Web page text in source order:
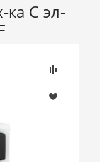
C эл-